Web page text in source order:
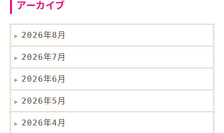
アーカイブ
2026年8月
2026年7月
2026年6月
2026年5月
2026年4月